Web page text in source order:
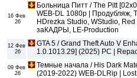
16 Фев
26
Больница Питт / The Pitt
WEB-DL 1080p | Продубляж,
HDrezka Studio, WStudio,
заКАДРЫ, LE-Production
12 Фев
26
GTA 5 / Grand Theft Auto V
1.0.1013.29] (2025) PC |
09 Фев
26
Темные начала / His Dark
(2019-2022) WEB-DLRip |